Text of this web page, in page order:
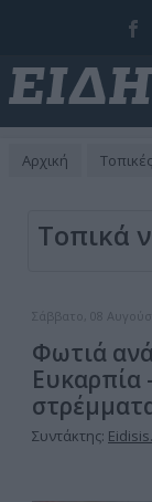
Αρχική
Τοπικά
Σάββατο, 08
Φωτιά
Ευκαρπία
Συντάκτης: